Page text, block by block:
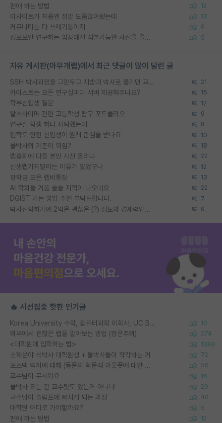
편애 하는 방법 12
이사이트가 처음엔 정말 도움많이됐는데 13
커뮤니티는 다 쓰레기통이지 6
정보보안 연구하는 입장에선 식별가능한 사진을 올리는건 비추이긴함 5
자유 게시판(아무개랩)에서 최근 댓글이 많이 달린 글
SSH 박사과정을 그만두고 지방대 박사로 옮기면 교수의 꿈은 끝일까요? 21
카이스트는 모든 연구실마다 서버 제공해주나요? 15
학부신입생 질문 12
알츠하이머 관련 고등학생 탐구 포트폴리오 9
연구실 학생 하나 자퇴했는데 8
입학도 안한 신입생이 원래 관심을 받나요 10
물박사의 기준이 뭐임? 18
랩홈피에 다들 본인 사진 올리냐 22
신생랩가지말라는 이유가 있었구나 12
장학금 모은 랩비통장 13
AI 학회들 거품 슬슬 지적이 나오네요 22
DGIST 가는 방법 추천 부탁드립니다. 7
박사진학하기에 2억은 괜찮은 (?) 정도의 경제력인가요 9
🔥 시선집중 핫한 인기글
Korea University 수학, 컴퓨터과학 이학사, UC Berkeley 산업공학 대학원 공학박사가 되는 것은 쉽지 않겠죠? 10
외부에서 괜찮은 랩을 알아보는 방법 (장문주의) 274
<대학원에 입학하는 법> 1388
소재분야 석박사 대학원생 + 물박사들이 착각하는 거 72
포스텍 억까에 대해 (동문의 학문적 아웃풋에 대한 반박) 50
교수님이 무서워요 16
물박사 되는 건 교수탓도 있는거 아니냐 29
교수님이 슬럼프에 빠지게 되는 과정 40
대학원 어디로 가야할까요? 5
편애 하는 방법 12